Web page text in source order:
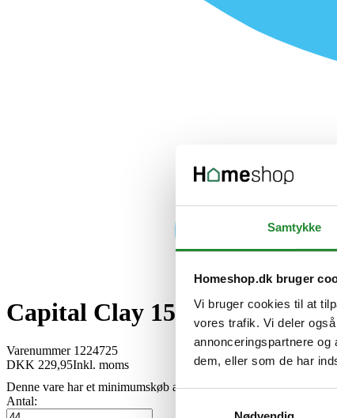
Samtykke
Homeshop.dk bruger
Vi bruger cookies til at
vores trafik. Vi deler
annonceringspartnere og
dem, eller som de har
Capital Clay
Varenummer 1224725
DKK 229,95Inkl. moms
Denne vare har et minimumskøb af 44.
Antal: